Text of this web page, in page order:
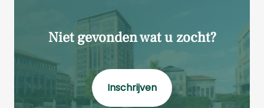
Niet gevonden wat u zocht?
Inschrijven